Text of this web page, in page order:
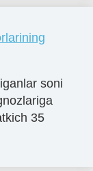
soni
35